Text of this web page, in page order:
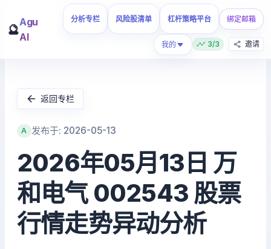
🔮Agu
AI
分析专栏 风险股清单 杠杆策略平台 绑定邮箱
我的 3/3 邀请
返回专栏
A 发布于: 2026-05-13
2026年05月13日 万
和电气 002543 股票
行情走势异动分析